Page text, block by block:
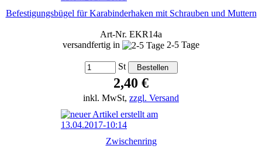
Befestigungsbügel für Karabinderhaken mit Schrauben und Muttern
Art-Nr. EKR14a
versandfertig in
2-5 Tage
St
2,40 €
inkl. MwSt, zzgl. Versand
Zwischenring